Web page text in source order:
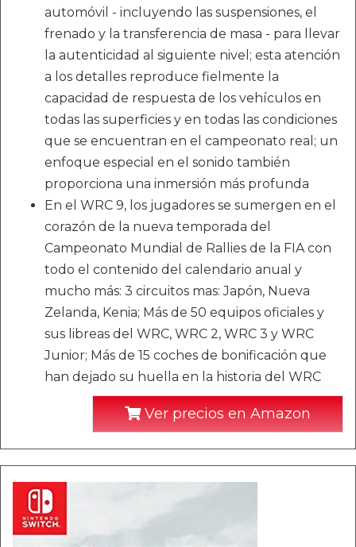
automóvil - incluyendo las suspensiones, el
frenado y la transferencia de masa - para llevar
la autenticidad al siguiente nivel; esta atención
a los detalles reproduce fielmente la
capacidad de respuesta de los vehículos en
todas las superficies y en todas las condiciones
que se encuentran en el campeonato real; un
enfoque especial en el sonido también
proporciona una inmersión más profunda
En el WRC 9, los jugadores se sumergen en el
corazón de la nueva temporada del
Campeonato Mundial de Rallies de la FIA con
todo el contenido del calendario anual y
mucho más: 3 circuitos mas: Japón, Nueva
Zelanda, Kenia; Más de 50 equipos oficiales y
sus libreas del WRC, WRC 2, WRC 3 y WRC
Junior; Más de 15 coches de bonificación que
han dejado su huella en la historia del WRC
Ver precios en Amazon